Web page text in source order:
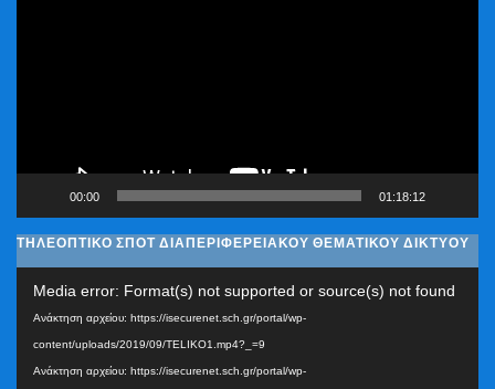
00:00 01:18:12
ΤΗΛΕΟΠΤΙΚΟ ΣΠΟΤ ΔΙΑΠΕΡΙΦΕΡΕΙΑΚΟΥ ΘΕΜΑΤΙΚΟΥ ΔΙΚΤΥΟΥ
Media error: Format(s) not supported or source(s) not found
Ανάκτηση αρχείου: https://isecurenet.sch.gr/portal/wp-
content/uploads/2019/09/TELIKO1.mp4?_=9
Ανάκτηση αρχείου: https://isecurenet.sch.gr/portal/wp-